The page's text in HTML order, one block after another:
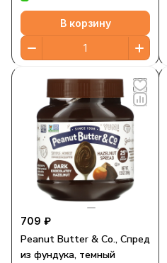
В корзину
709 ₽
Peanut Butter & Co., Спред
из фундука, темный